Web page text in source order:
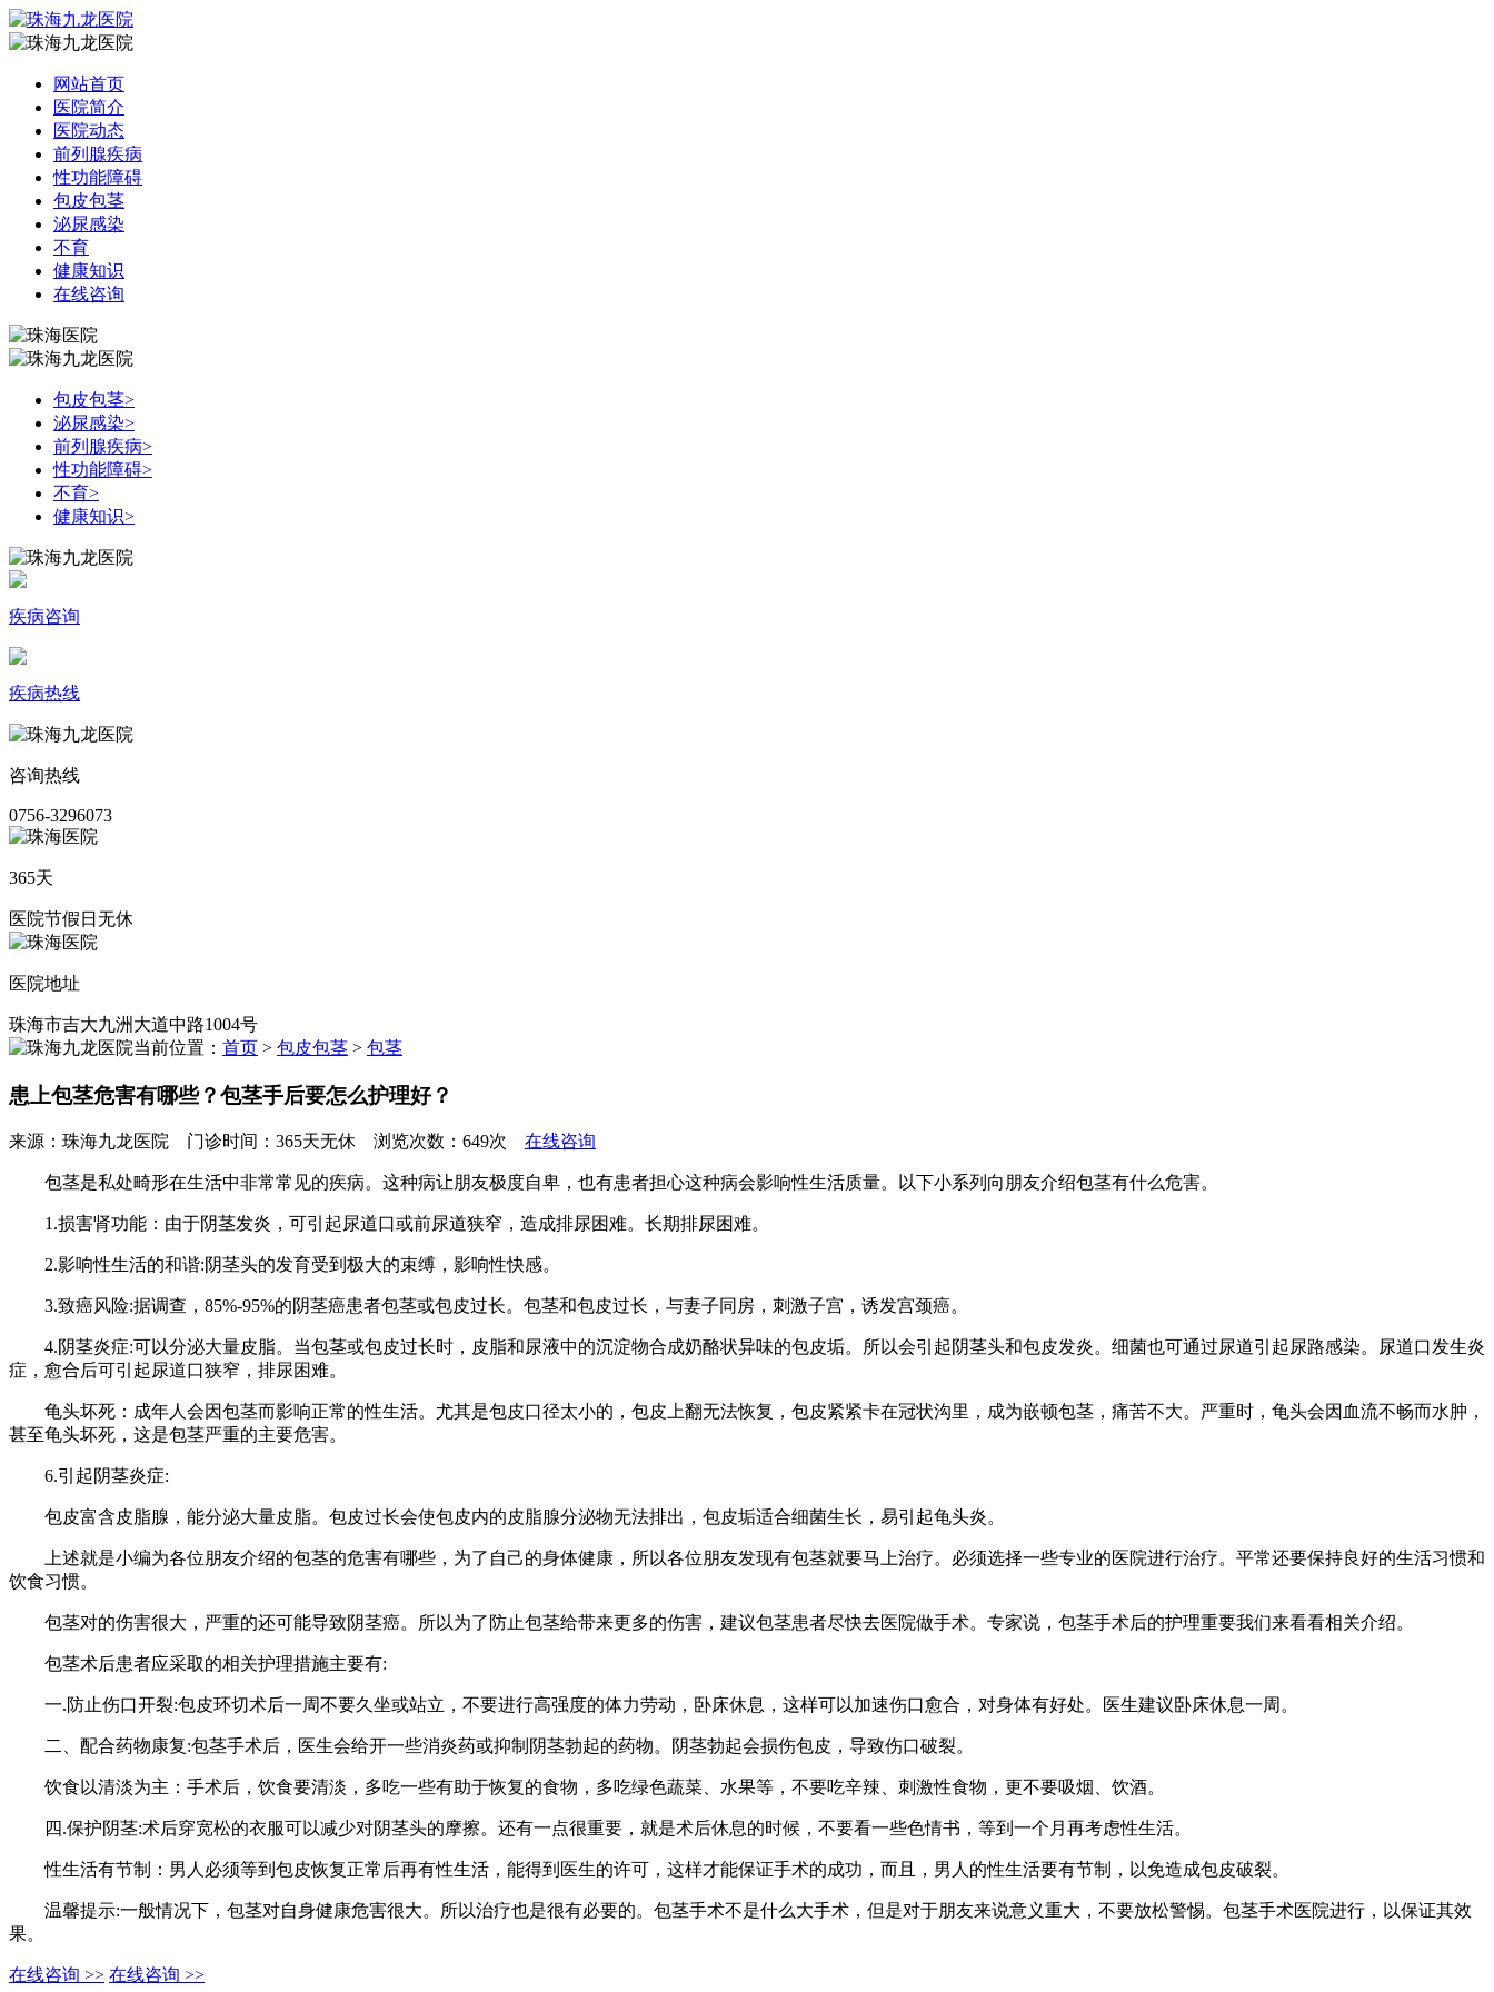
网站首页
医院简介
医院动态
前列腺疾病
性功能障碍
包皮包茎
泌尿感染
不育
健康知识
在线咨询
包皮包茎>
泌尿感染>
前列腺疾病>
性功能障碍>
不育>
健康知识>
疾病咨询
疾病热线
咨询热线
0756-3296073
365天
医院节假日无休
医院地址
珠海市吉大九洲大道中路1004号
当前位置： 首页 > 包皮包茎 > 包茎
患上包茎危害有哪些？包茎手后要怎么护理好？
来源：珠海九龙医院 门诊时间：365天无休 浏览次数：649次 在线咨询
包茎是私处畸形在生活中非常常见的疾病。这种病让朋友极度自卑，也有患者担心这种病会影响性生活质量。以下小系列向朋友介绍包茎有什么危害。
1.损害肾功能：由于阴茎发炎，可引起尿道口或前尿道狭窄，造成排尿困难。长期排尿困难。
2.影响性生活的和谐:阴茎头的发育受到极大的束缚，影响性快感。
3.致癌风险:据调查，85%-95%的阴茎癌患者包茎或包皮过长。包茎和包皮过长，与妻子同房，刺激子宫，诱发宫颈癌。
4.阴茎炎症:可以分泌大量皮脂。当包茎或包皮过长时，皮脂和尿液中的沉淀物合成奶酪状异味的包皮垢。所以会引起阴茎头和包皮发炎。细菌也可通过尿道引起尿路感染。尿道口发生炎
症，愈合后可引起尿道口狭窄，排尿困难。
龟头坏死：成年人会因包茎而影响正常的性生活。尤其是包皮口径太小的，包皮上翻无法恢复，包皮紧紧卡在冠状沟里，成为嵌顿包茎，痛苦不大。严重时，龟头会因血流不畅而水肿，
甚至龟头坏死，这是包茎严重的主要危害。
6.引起阴茎炎症:
包皮富含皮脂腺，能分泌大量皮脂。包皮过长会使包皮内的皮脂腺分泌物无法排出，包皮垢适合细菌生长，易引起龟头炎。
上述就是小编为各位朋友介绍的包茎的危害有哪些，为了自己的身体健康，所以各位朋友发现有包茎就要马上治疗。必须选择一些专业的医院进行治疗。平常还要保持良好的生活习惯和
饮食习惯。
包茎对的伤害很大，严重的还可能导致阴茎癌。所以为了防止包茎给带来更多的伤害，建议包茎患者尽快去医院做手术。专家说，包茎手术后的护理重要我们来看看相关介绍。
包茎术后患者应采取的相关护理措施主要有:
一.防止伤口开裂:包皮环切术后一周不要久坐或站立，不要进行高强度的体力劳动，卧床休息，这样可以加速伤口愈合，对身体有好处。医生建议卧床休息一周。
二、配合药物康复:包茎手术后，医生会给开一些消炎药或抑制阴茎勃起的药物。阴茎勃起会损伤包皮，导致伤口破裂。
饮食以清淡为主：手术后，饮食要清淡，多吃一些有助于恢复的食物，多吃绿色蔬菜、水果等，不要吃辛辣、刺激性食物，更不要吸烟、饮酒。
四.保护阴茎:术后穿宽松的衣服可以减少对阴茎头的摩擦。还有一点很重要，就是术后休息的时候，不要看一些色情书，等到一个月再考虑性生活。
性生活有节制：男人必须等到包皮恢复正常后再有性生活，能得到医生的许可，这样才能保证手术的成功，而且，男人的性生活要有节制，以免造成包皮破裂。
温馨提示:一般情况下，包茎对自身健康危害很大。所以治疗也是很有必要的。包茎手术不是什么大手术，但是对于朋友来说意义重大，不要放松警惕。包茎手术医院进行，以保证其效
果。
在线咨询 >> 在线咨询 >>